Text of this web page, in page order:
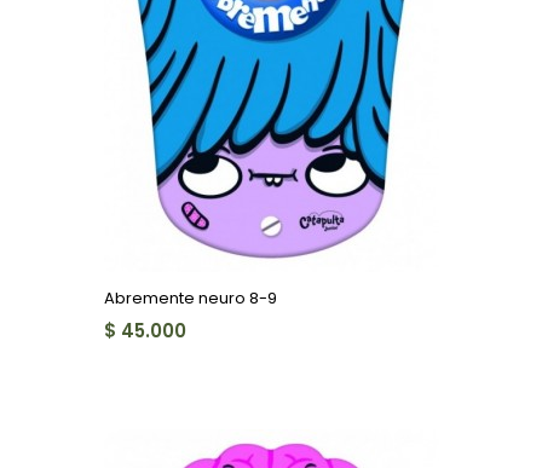
Abremente neuro 8-9
$ 45.000